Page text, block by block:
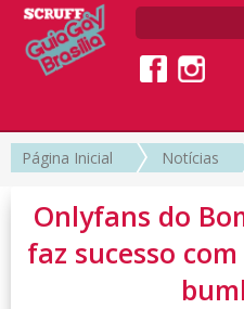
Página Inicial Notícias
Onlyfans do
faz sucesso